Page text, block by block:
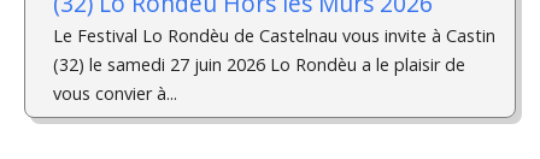
Le Festival Lo Rondèu de Castelnau vous invite à Castin
(32) le samedi 27 juin 2026 Lo Rondèu a le plaisir de
vous convier à...